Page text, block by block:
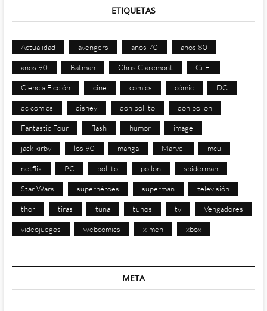
ETIQUETAS
Actualidad avengers años 70 años 80
años 90 Batman Chris Claremont Ci-Fi
Ciencia Ficción cine comics cómic DC
dc comics disney don pollito don pollon
Fantastic Four flash humor image
jack kirby los 90 manga Marvel mcu
netflix PC pollito pollon spiderman
Star Wars superhéroes superman televisión
thor tiras tuna tunos tv Vengadores
videojuegos webcomics x-men xbox
META